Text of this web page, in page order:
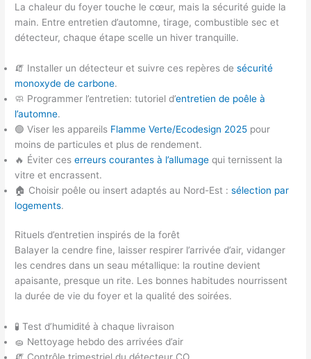
La chaleur du foyer touche le cœur, mais la sécurité guide la
main. Entre entretien d’automne, tirage, combustible sec et
détecteur, chaque étape scelle un hiver tranquille.
🧯 Installer un détecteur et suivre ces repères desécurité
monoxyde de carbone.
🧼 Programmer l’entretien: tutoriel d’entretien de poêle à
l’automne.
🟢 Viser les appareils Flamme Verte/Ecodesign 2025 pour
moins de particules et plus de rendement.
🔥 Éviter ceserreurs courantes à l’allumage qui ternissent la
vitre et encrassent.
🏠 Choisir poêle ou insert adaptés au Nord-Est :sélection par
logements.
Rituels d’entretien inspirés de la forêt
Balayer la cendre fine, laisser respirer l’arrivée d’air, vidanger
les cendres dans un seau métallique: la routine devient
apaisante, presque un rite. Les bonnes habitudes nourrissent
la durée de vie du foyer et la qualité des soirées.
🧪 Test d’humidité à chaque livraison
🧽 Nettoyage hebdo des arrivées d’air